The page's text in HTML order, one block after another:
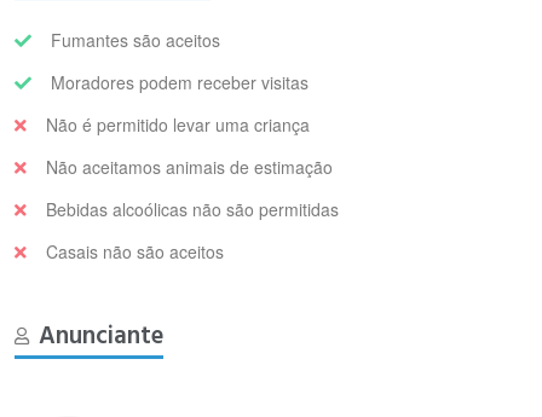
Fumantes são aceitos
Moradores podem receber visitas
Não é permitido levar uma criança
Não aceitamos animais de estimação
Bebidas alcoólicas não são permitidas
Casais não são aceitos
Anunciante